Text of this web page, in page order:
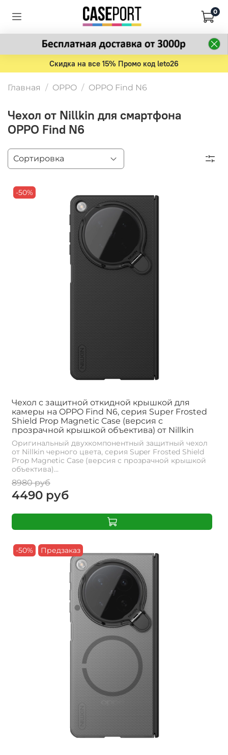
0
Скидка на все 15% Промо код leto26
Главная OPPO OPPO Find N6
Чехол от Nillkin для смартфона
OPPO Find N6
-50%
Чехол с защитной откидной крышкой для
камеры на OPPO Find N6, серия Super Frosted
Shield Prop Magnetic Case (версия с
прозрачной крышкой объектива) от Nillkin
Оригинальный двухкомпонентный защитный чехол
от Nillkin черного цвета, серия Super Frosted Shield
Prop Magnetic Case (версия с прозрачной крышкой
объектива)...
8980 руб
4490 руб
-50% Предзаказ